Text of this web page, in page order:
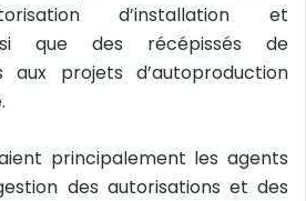
d’installation et
que des récépissés de
aux projets d’autoproduction
principalement les agents
des autorisations et des